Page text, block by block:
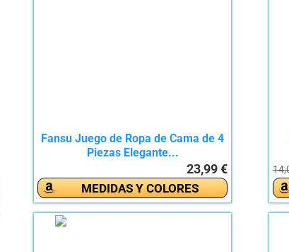
Fansu Juego de Ropa de Cama de 4
Piezas Elegante...
23,99 €
MEDIDAS Y COLORES